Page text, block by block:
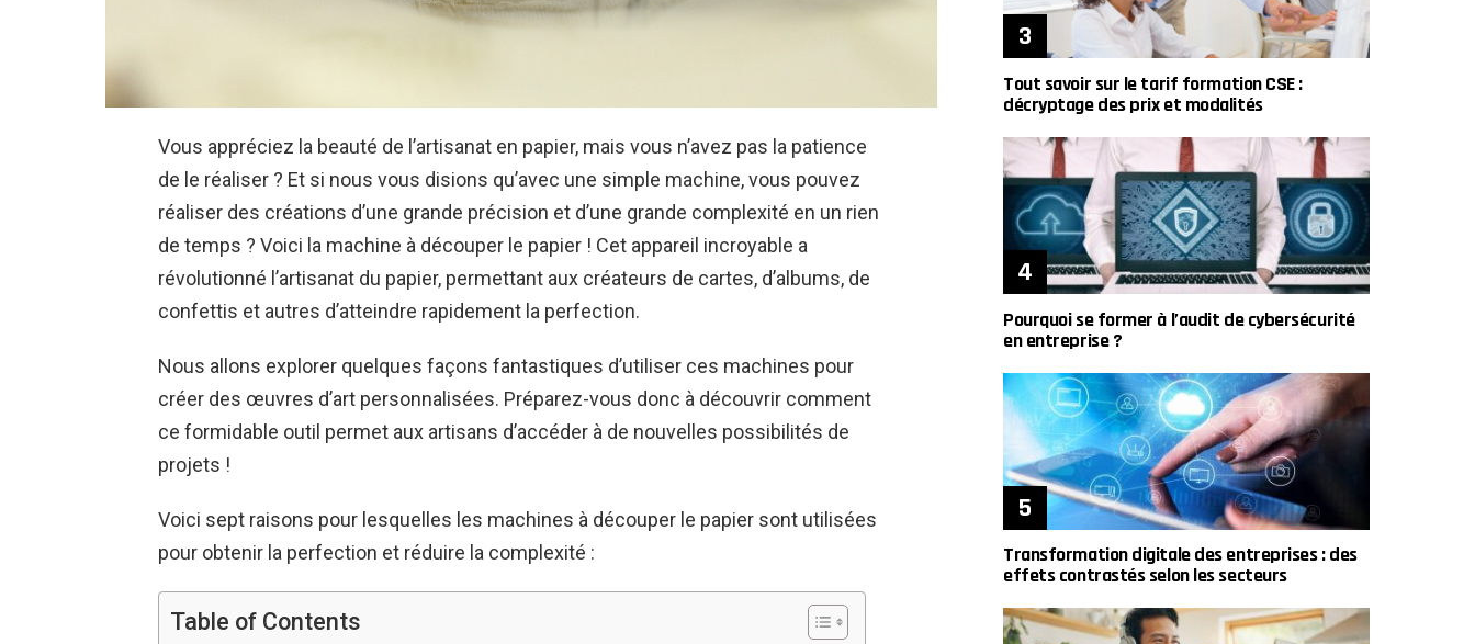
Vous appréciez la beauté de l’artisanat en papier, mais vous n’avez pas la patience
de le réaliser ? Et si nous vous disions qu’avec une simple machine, vous pouvez
réaliser des créations d’une grande précision et d’une grande complexité en un rien
de temps ? Voici la machine à découper le papier ! Cet appareil incroyable a
révolutionné l’artisanat du papier, permettant aux créateurs de cartes, d’albums, de
confettis et autres d’atteindre rapidement la perfection.
Nous allons explorer quelques façons fantastiques d’utiliser ces machines pour
créer des œuvres d’art personnalisées. Préparez-vous donc à découvrir comment
ce formidable outil permet aux artisans d’accéder à de nouvelles possibilités de
projets !
Voici sept raisons pour lesquelles les machines à découper le papier sont utilisées
pour obtenir la perfection et réduire la complexité :
Table of Contents
Tout savoir sur le tarif formation CSE :
décryptage des prix et modalités
Pourquoi se former à l’audit de cybersécurité
en entreprise ?
Transformation digitale des entreprises : des
effets contrastés selon les secteurs